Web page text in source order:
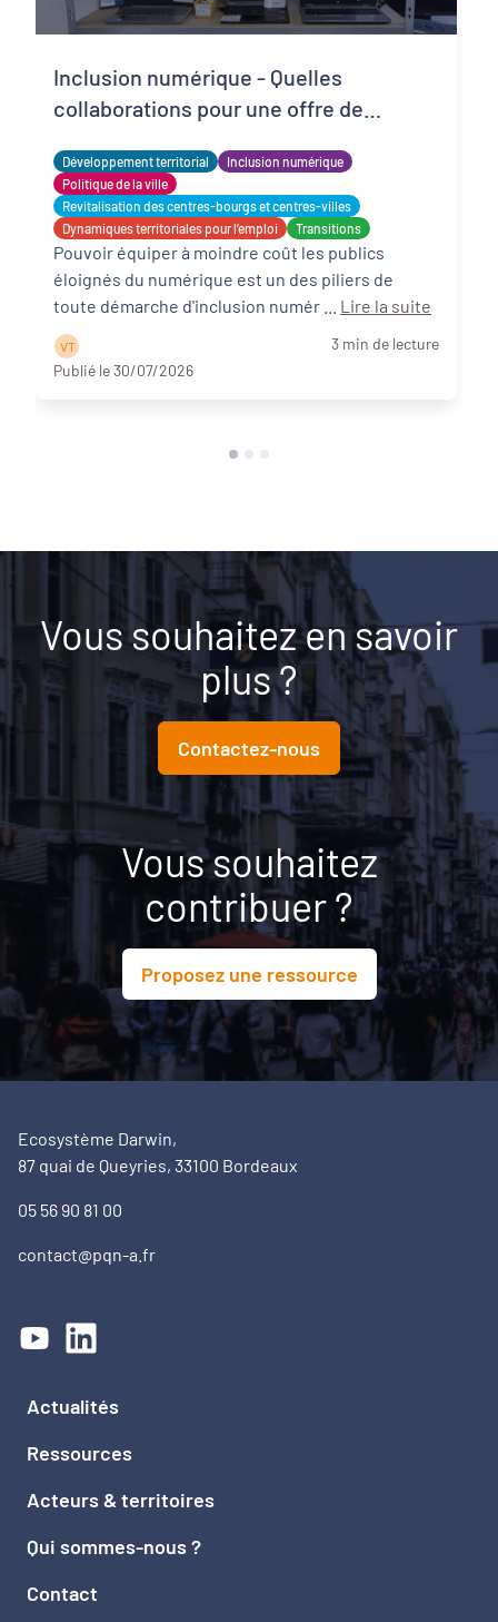
Développement territorial
Inclusion numérique
Politique de la ville
Revitalisation des centres-bourgs et centres-villes
Dynamiques territoriales pour l’emploi
Transitions
Inclusion numérique - Quelles
collaborations pour une offre de
solidaire et adaptée ?
Pouvoir équiper à moindre coût les publics
éloignés du numérique est un des piliers de
Lire la suite
V T
3 min de lecture
Publié le 30/07/2026
Vous souhaitez en savoir
plus ?
Contactez-nous
Vous souhaitez
contribuer ?
Proposez une ressource
Ecosystème Darwin,
87 quai de Queyries, 33100 Bordeaux
05 56 90 81 00
contact@pqn-a.fr
Actualités
Ressources
Acteurs & territoires
Qui sommes-nous ?
Contact